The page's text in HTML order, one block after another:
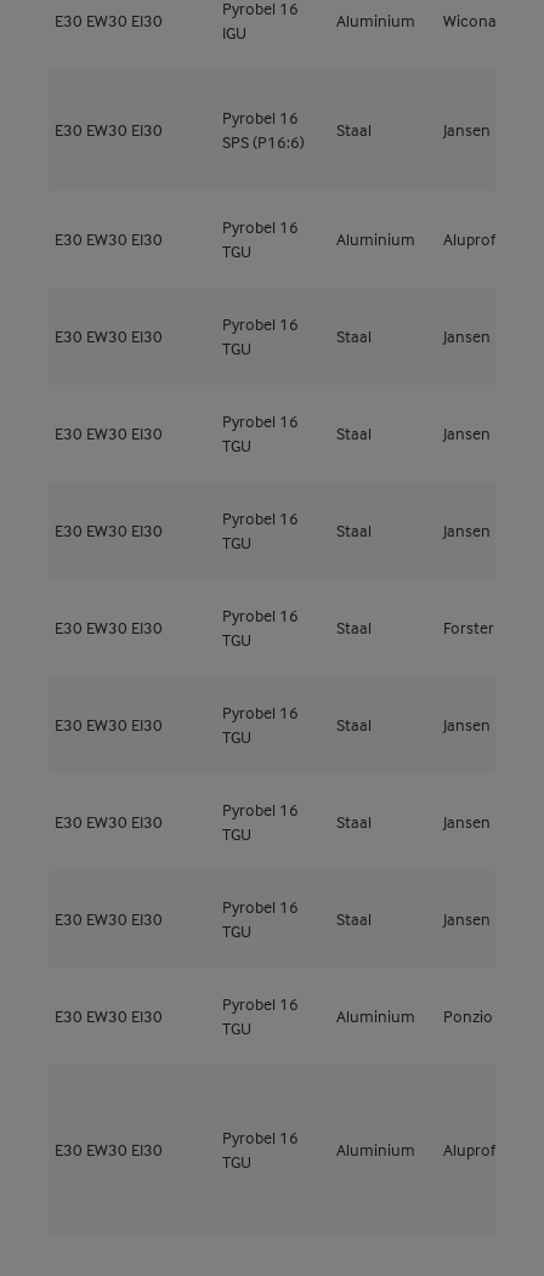
E30 EW30 EI30
Pyrobel 16
IGU
Aluminium Wicona
E30 EW30 EI30
Pyrobel 16
SPS (P16:6)
Staal Jansen
E30 EW30 EI30
Pyrobel 16
TGU
Aluminium Aluprof
E30 EW30 EI30
Pyrobel 16
TGU
Staal Jansen
E30 EW30 EI30
Pyrobel 16
TGU
Staal Jansen
E30 EW30 EI30
Pyrobel 16
TGU
Staal Jansen
E30 EW30 EI30
Pyrobel 16
TGU
Staal Forster
E30 EW30 EI30
Pyrobel 16
TGU
Staal Jansen
E30 EW30 EI30
Pyrobel 16
TGU
Staal Jansen
E30 EW30 EI30
Pyrobel 16
TGU
Staal Jansen
E30 EW30 EI30
Pyrobel 16
TGU
Aluminium Ponzio
E30 EW30 EI30
Pyrobel 16
TGU
Aluminium Aluprof